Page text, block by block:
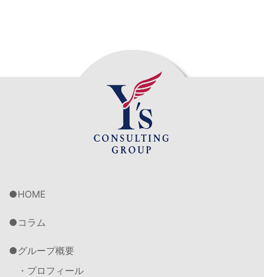
HOME
コラム
グループ概要
・プロフィール